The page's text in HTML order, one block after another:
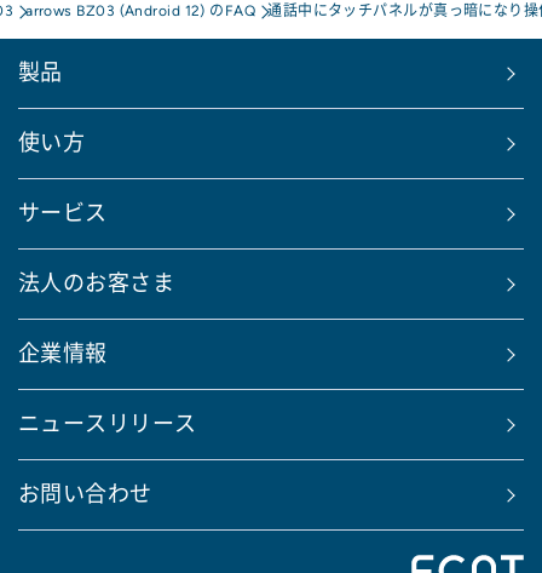
arrows BZ03 (Android 12) のFAQ 通話中にタッチパネルが真っ暗になり
製品
使い方
サービス
法人のお客さま
企業情報
ニュースリリース
お問い合わせ